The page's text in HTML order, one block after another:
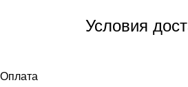
Условия
Оплата